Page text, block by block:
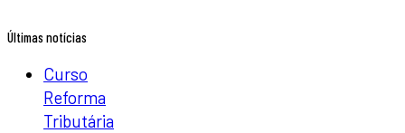
Últimas notícias
Curso
Reforma
Tributária